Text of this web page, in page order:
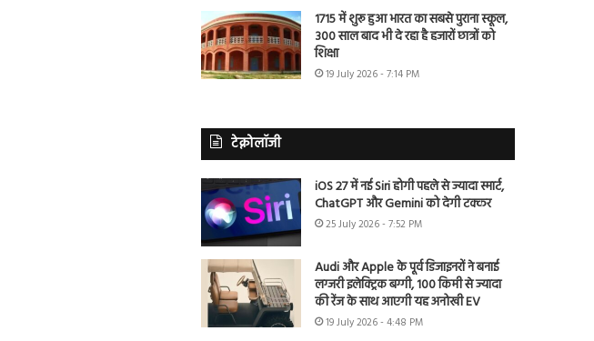
1715 में शुरू हुआ भारत का सबसे पुराना स्कूल,
300 साल बाद भी दे रहा है हजारों छात्रों को
शिक्षा
19 July 2026 - 7:14 PM
टेक्नोलॉजी
iOS 27 में नई Siri होगी पहले से ज्यादा स्मार्ट,
ChatGPT और Gemini को देगी टक्कर
25 July 2026 - 7:52 PM
Audi और Apple के पूर्व डिजाइनरों ने बनाई
लग्जरी इलेक्ट्रिक बग्गी, 100 किमी से ज्यादा
की रेंज के साथ आएगी यह अनोखी EV
19 July 2026 - 4:48 PM